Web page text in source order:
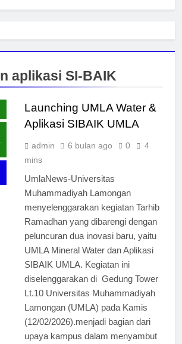
aplikasi SI-BAIK
Launching UMLA Water &
Aplikasi SIBAIK UMLA
admin 6 bulan ago 0
4
mins
UmlaNews-Universitas
Muhammadiyah Lamongan
menyelenggarakan kegiatan Tarhib
Ramadhan yang dibarengi dengan
peluncuran dua inovasi baru, yaitu
UMLA Mineral Water dan Aplikasi
SIBAIK UMLA. Kegiatan ini
diselenggarakan di Gedung Tower
Lt.10 Universitas Muhammadiyah
Lamongan (UMLA) pada Kamis
(12/02/2026).menjadi bagian dari
upaya kampus dalam menyambut